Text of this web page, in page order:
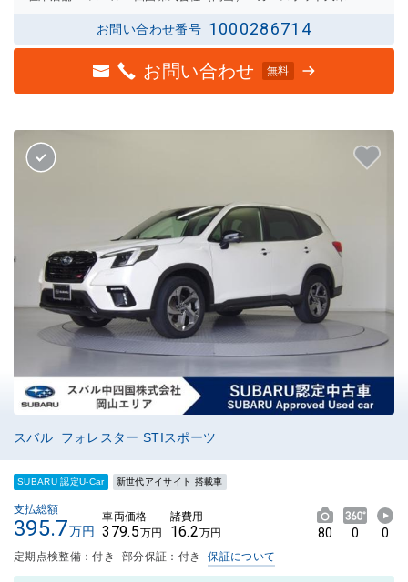
お問い合わせ番号 1000286714
お問い合わせ 無料
スバル フォレスター STIスポーツ
SUBARU 認定U-Car 新世代アイサイト 搭載車
支払総額
395.7万円
車両価格
379.5万円
諸費用
16.2万円 80 0 0
定期点検整備：付き 部分保証：付き 保証について